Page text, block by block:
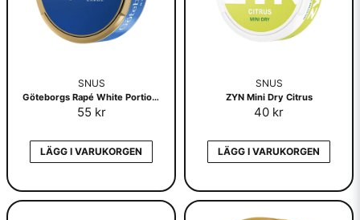
SNUS
Göteborgs Rapé White Portionssnus
55 kr
LÄGG I VARUKORGEN
SNUS
ZYN Mini Dry Citrus
40 kr
LÄGG I VARUKORGEN